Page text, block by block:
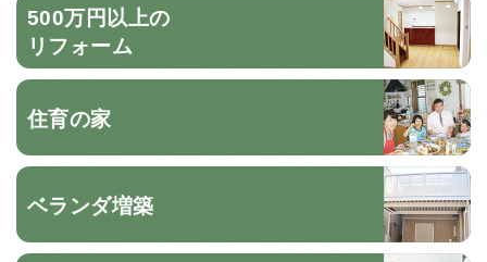
500万円以上の
リフォーム
住育の家
ベランダ増築